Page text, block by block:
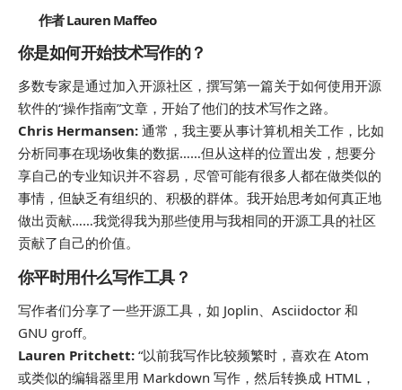
作者 Lauren Maffeo
你是如何开始技术写作的？
多数专家是通过加入开源社区，撰写第一篇关于如何使用开源
软件的“操作指南”文章，开始了他们的技术写作之路。
Chris Hermansen: 通常，我主要从事计算机相关工作，比如
分析同事在现场收集的数据……但从这样的位置出发，想要分
享自己的专业知识并不容易，尽管可能有很多人都在做类似的
事情，但缺乏有组织的、积极的群体。我开始思考如何真正地
做出贡献……我觉得我为那些使用与我相同的开源工具的社区
贡献了自己的价值。
你平时用什么写作工具？
写作者们分享了一些开源工具，如 Joplin、Asciidoctor 和
GNU groff。
Lauren Pritchett: “以前我写作比较频繁时，喜欢在 Atom
或类似的编辑器里用 Markdown 写作，然后转换成 HTML，